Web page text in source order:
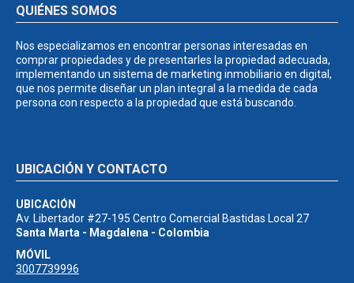
QUIÉNES SOMOS
Nos especializamos en encontrar personas interesadas en
comprar propiedades y de presentarles la propiedad adecuada,
implementando un sistema de marketing inmobiliario en digital,
que nos permite diseñar un plan integral a la medida de cada
persona con respecto a la propiedad que está buscando.
UBICACIÓN Y CONTACTO
UBICACIÓN
Av. Libertador #27-195 Centro Comercial Bastidas Local 27
Santa Marta - Magdalena - Colombia
MÓVIL
3007739996